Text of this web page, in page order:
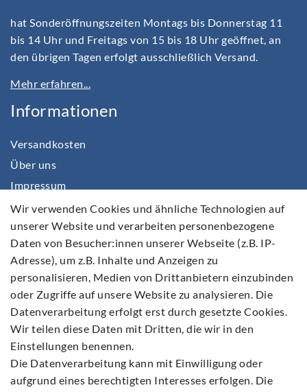
hat Sonderöffnungszeiten Montags bis Donnerstag 11
bis 14 Uhr und Freitags von 15 bis 18 Uhr geöffnet, an
den übrigen Tagen erfolgt ausschließlich Versand.
Mehr erfahren...
Informationen
Versandkosten
Über uns
Impressum
Daten­schutz­erklärung
AGB
Barrierefreiheitserklärung
Widerrufs­recht
Kontakt
Vertrag widerrufen
Wir verwenden Cookies und ähnliche Technologien auf
unserer Website und verarbeiten personenbezogene
Daten von Besucher:innen unserer Webseite (z.B. IP-
Adresse), um z.B. Inhalte und Anzeigen zu
personalisieren, Medien von Drittanbietern einzubinden
oder Zugriffe auf unsere Website zu analysieren. Die
Datenverarbeitung erfolgt erst durch gesetzte Cookies.
Wir teilen diese Daten mit Dritten, die wir in den
Einstellungen benennen.
Die Datenverarbeitung kann mit Einwilligung oder
aufgrund eines berechtigten Interesses erfolgen. Die